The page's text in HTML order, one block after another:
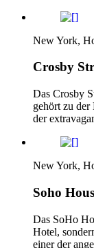
New York,
Crosby
Das Crosby
gehört zu
der
New York,
Soho
Das SoHo
Hotel,
einer der